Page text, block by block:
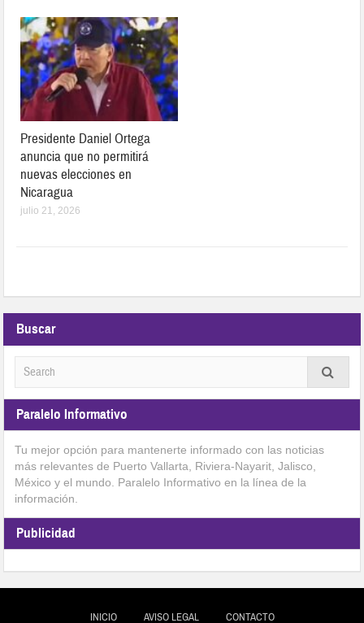
Presidente Daniel Ortega
anuncia que no permitirá
nuevas elecciones en
Nicaragua
julio 21, 2026
Buscar
Paralelo Informativo
Tu mejor opción para mantenerte informado con las noticias
más relevantes de Puerto Vallarta, Riviera-Nayarit, Jalisco,
México y el mundo. Paralelo Informativo en la línea de la
información.
Publicidad
INICIO AVISO LEGAL CONTACTO